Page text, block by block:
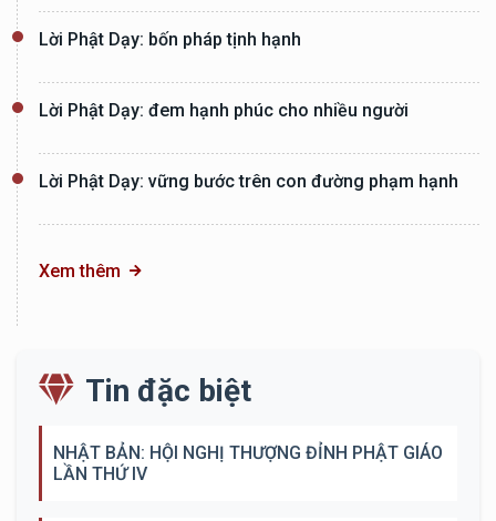
Lời Phật Dạy: bốn pháp tịnh hạnh
Lời Phật Dạy: đem hạnh phúc cho nhiều người
Lời Phật Dạy: vững bước trên con đường phạm hạnh
Xem thêm
Tin đặc biệt
NHẬT BẢN: HỘI NGHỊ THƯỢNG ĐỈNH PHẬT GIÁO
LẦN THỨ IV